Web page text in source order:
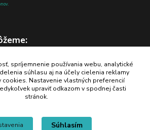
spríjemnenie používania webu, analytické
súhlasu aj na účely cielenia reklamy
cookies. Nastavenie vlastných preferencií
upraviť odkazom v spodnej časti
stránok.
Súhlasím